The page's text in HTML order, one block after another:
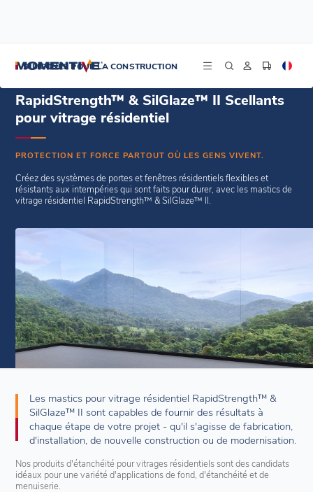
SILICONES POUR LA CONSTRUCTION
RapidStrength™ & SilGlaze™ II Scellants
pour vitrage résidentiel
PROTECTION ET FORCE PARTOUT OÙ LES GENS VIVENT.
Créez des systèmes de portes et fenêtres résidentiels flexibles et
résistants aux intempéries qui sont faits pour durer, avec les mastics de
vitrage résidentiel RapidStrength™ & SilGlaze™ II.
Les mastics pour vitrage résidentiel RapidStrength™ &
SilGlaze™ II sont capables de fournir des résultats à
chaque étape de votre projet - qu'il s'agisse de fabrication,
d'installation, de nouvelle construction ou de modernisation.
Nos produits d'étanchéité pour vitrages résidentiels sont des candidats
idéaux pour une variété d'applications de fond, d'étanchéité et de
menuiserie.